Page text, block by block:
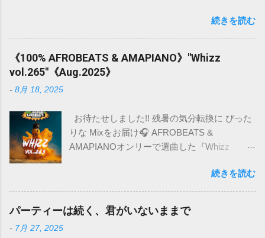
忘録的に書き込みます。 環境は(Mac OSX high sierra)です。
下記のディレクトリ内でSTEAM フォルダーを探します。
/Users/名前/Library/Application Support/ Spectrasonics ※ユー
ザー名/ライブラリのフォルダの表示の仕方は こちら を参照
ください。 STEAMフォルダーを 右クリックして情報を取得
します。 下部に自分とEveryoneのアクセス権があります。
セス権を読み/書きと選択します。 +と-の横にある設定ボタン
をクリックし、 すべてのサブフォルダーに適用するを選択し
ます。 [適用する]をクリックできない場合は、ロックボタン
をクリックして、パスワードでロックを解除する必要があり
ます。 以上の行程では解決しました。ご参考にしてくださ
い。
続きを読む
《100% AFROBEATS & AMAPIANO》"Whizz
vol.265"《Aug.2025》
- 8月 18, 2025
お待たせしました!! 残暑の気分転換に ぴった
りな Mixをお届け🎧 AFROBEATS &
AMAPIANOオンリーで選曲した『Whizz
きたけど、今回はフルコースです。 ムシムシ
の都会へ、アフリカのカラッとした空気を注
入🌬️ R&B好きもハマるはず!! Tracklist 01.
You4Me / Tiwa Savage 02. Titanium / Davido ft.
続きを読む
パーティーは続く、君がいないままで
- 7月 27, 2025